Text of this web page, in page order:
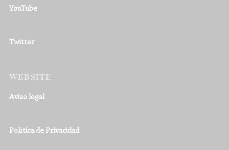
YouTube
Twitter
WEBSITE
Aviso legal
Política de Privacidad